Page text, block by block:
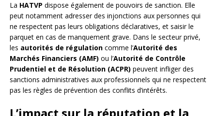
La HATVP dispose également de pouvoirs de sanction. Elle
peut notamment adresser des injonctions aux personnes qui
ne respectent pas leurs obligations déclaratives, et saisir le
parquet en cas de manquement grave. Dans le secteur privé,
les autorités de régulation comme l’Autorité des
Marchés Financiers (AMF) ou l’Autorité de Contrôle
Prudentiel et de Résolution (ACPR) peuvent infliger des
sanctions administratives aux professionnels qui ne respectent
pas les règles de prévention des conflits d’intérêts.